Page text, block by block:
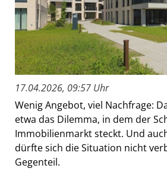
17.04.2026, 09:57 Uhr
Wenig Angebot, viel Nachfrage:
etwa das Dilemma, in dem der
Immobilienmarkt steckt. Und
dürfte sich die Situation nicht
Gegenteil.